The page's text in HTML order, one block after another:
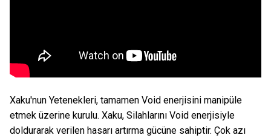
Xaku'nun Yetenekleri, tamamen Void enerjisini manipüle
etmek üzerine kurulu. Xaku, Silahlarını Void enerjisiyle
doldurarak verilen hasarı artırma gücüne sahiptir. Çok azı